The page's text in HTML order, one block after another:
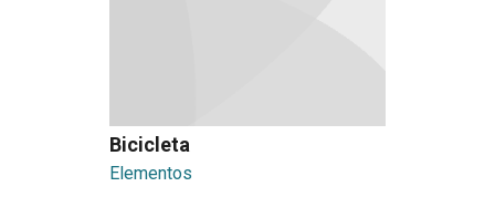
Bicicleta
Elementos